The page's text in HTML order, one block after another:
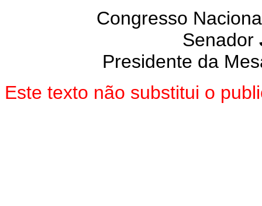
Congresso
Senador
Presidente da
Este texto não substitui o